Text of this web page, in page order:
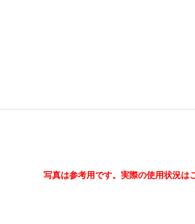
写真は参考用です。実際の使用状況は